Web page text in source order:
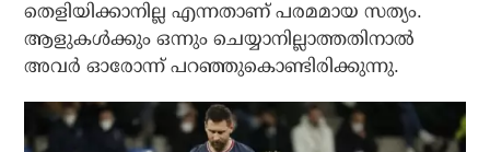
തെളിയിക്കാനില്ല എന്നതാണ് പരമമായ സത്യം.
ആളുകള്‍ക്കും ഒന്നും ചെയ്യാനില്ലാത്തതിനാല്‍
അവര്‍ ഓരോന്ന് പറഞ്ഞുകൊണ്ടിരിക്കുന്നു.